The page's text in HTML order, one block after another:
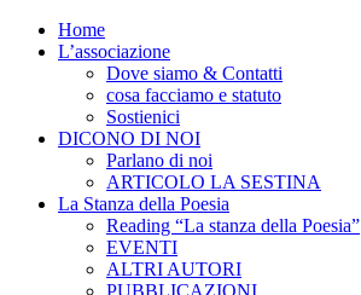
Home
L’associazione
Dove siamo & Contatti
cosa facciamo e statuto
Sostienici
DICONO DI NOI
Parlano di noi
ARTICOLO LA SESTINA
La Stanza della Poesia
Reading “La stanza della Poesia”
EVENTI
ALTRI AUTORI
PUBBLICAZIONI